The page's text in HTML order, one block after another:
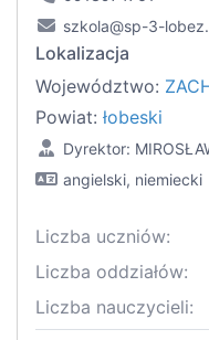
szkola@sp-3-
Lokalizacja
Województwo:
Powiat: łobeski
Dyrektor:
angielski, niemiecki
Liczba uczniów:
Liczba oddziałów:
Liczba nauczycieli: